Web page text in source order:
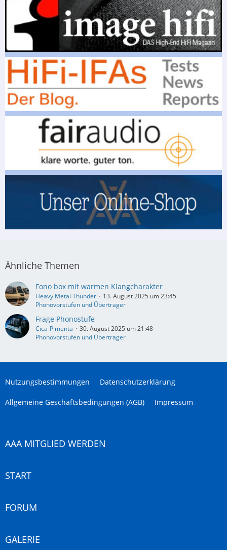
Ähnliche Themen
Fono box mit warmen Klangcharakter
Heavy Metal Thunder
13. August 2025 um 23:45
Phonovorstufen und Übertrager
Frage Phonostufe
Cica-Pimenta
30. August 2025 um 21:48
Phonovorstufen und Übertrager
Nutzungsbestimmungen Datenschutzerklärung
Allgemeine Geschäftsbedingungen (AGB) Impressum
AAA MITGLIED WERDEN
START
FORUM
GALERIE